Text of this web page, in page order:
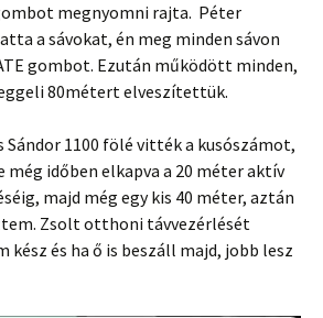
megnyomni rajta. Péter
a sávokat, én meg minden sávon
gombot. Ezután működött minden,
80métert elveszítettük.
Sándor 1100 fölé vitték a kusószámot,
még időben elkapva a 20 méter aktív
majd még egy kis 40 méter, aztán
Zsolt otthoni távvezérlését
kész és ha ő is beszáll majd, jobb lesz